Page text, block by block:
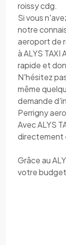
roissy cdg.
Si vous
notre
aeroport de
à ALYS TAXI
rapide et
N'hésitez
même
demande
Perrigny
Avec ALYS
directement
Grâce au
votre